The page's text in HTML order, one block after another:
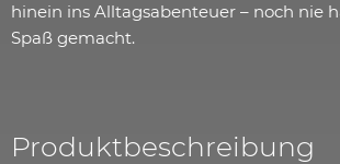
hinein ins Alltagsabenteuer – noch nie
Spaß gemacht.
Produktbeschreibung